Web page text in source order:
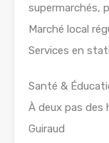
supermarchés,
Marché local
Services en
Santé &
À deux pas des
Guiraud